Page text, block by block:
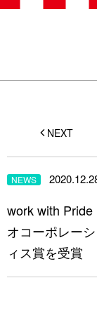
NEXT
NEWS
work with
オコーポレー
ィス賞を受賞